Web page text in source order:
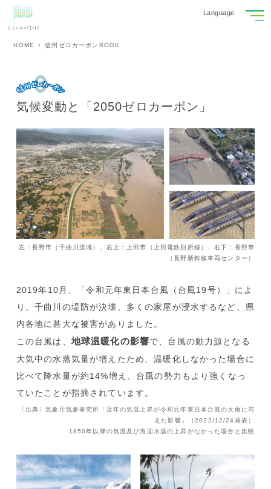
Language
HOME 信州ゼロカーボンBOOK
気候変動と「2050ゼロカーボン」
左：長野市（千曲川流域）、右上：上田市（上田電鉄別所線）、右下：長野市
（長野新幹線車両センター）
2019年10月、「令和元年東日本台風（台風19号）」によ
り、千曲川の堤防が決壊、多くの家屋が浸水するなど、県
内各地に甚大な被害がありました。
この台風は、 地球温暖化の影響で、台風の動力源となる
大気中の水蒸気量が増えたため、温暖化しなかった場合に
比べて降水量が約14%増え、台風の勢力もより強くなっ
ていたことが指摘されています。
〔出典〕気象庁気象研究所「近年の気温上昇が令和元年東日本台風の大雨に与
えた影響」（2022/12/24発表）
1850年以降の気温及び海面水温の上昇がなかった場合と比較